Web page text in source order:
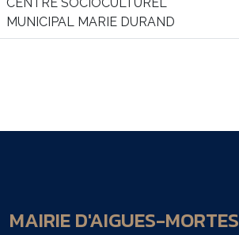
MUNICIPAL MARIE DURAND
MAIRIE D'AIGUES-MORTES